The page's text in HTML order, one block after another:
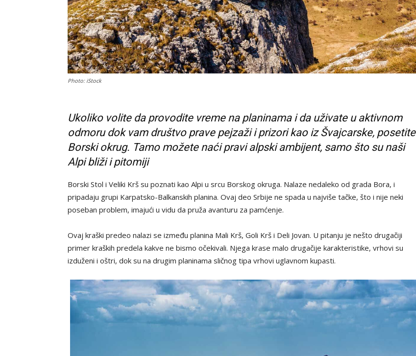
Photo: iStock
Ukoliko volite da provodite vreme na planinama i da uživate u aktivnom
odmoru dok vam društvo prave pejzaži i prizori kao iz Švajcarske, posetite
Borski okrug. Tamo možete naći pravi alpski ambijent, samo što su naši
Alpi bliži i pitomiji
Borski Stol i Veliki Krš su poznati kao Alpi u srcu Borskog okruga. Nalaze nedaleko od grada Bora, i
pripadaju grupi Karpatsko-Balkanskih planina. Ovaj deo Srbije ne spada u najviše tačke, što i nije neki
poseban problem, imajući u vidu da pruža avanturu za pamćenje.
Ovaj kraški predeo nalazi se između planina Mali Krš, Goli Krš i Deli Jovan. U pitanju je nešto drugačiji
primer kraških predela kakve ne bismo očekivali. Njega krase malo drugačije karakteristike, vrhovi su
izduženi i oštri, dok su na drugim planinama sličnog tipa vrhovi uglavnom kupasti.